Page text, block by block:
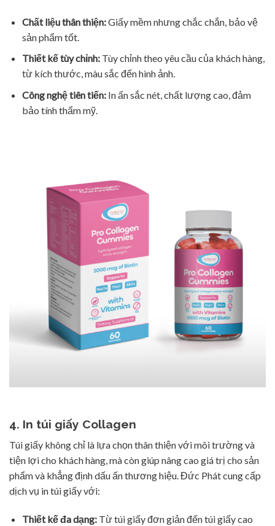
Chất liệu thân thiện:Giấy mềm nhưng chắc chắn, bảo vệ
sản phẩm tốt.
Thiết kế tùy chỉnh:Tùy chỉnh theo yêu cầu của khách hàng,
từ kích thước, màu sắc đến hình ảnh.
Công nghệ tiên tiến:In ấn sắc nét, chất lượng cao, đảm
bảo tính thẩm mỹ.
4. In túi giấy Collagen
Túi giấy không chỉ là lựa chọn thân thiện với môi trường và
tiện lợi cho khách hàng, mà còn giúp nâng cao giá trị cho sản
phẩm và khẳng định dấu ấn thương hiệu. Đức Phát cung cấp
dịch vụ in túi giấy với:
Thiết kế đa dạng:Từ túi giấy đơn giản đến túi giấy cao